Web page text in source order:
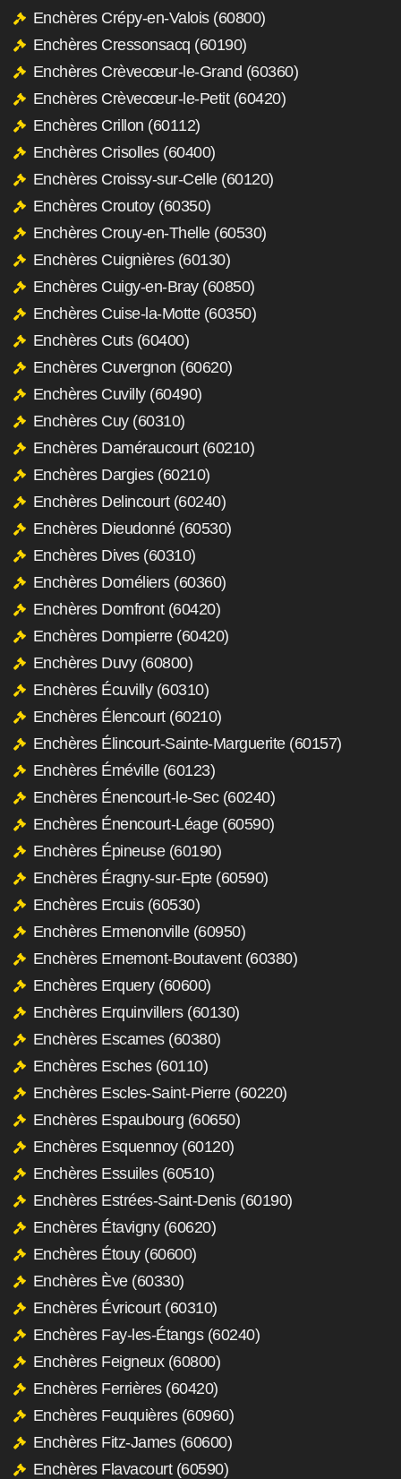
Enchères Crépy-en-Valois (60800)
Enchères Cressonsacq (60190)
Enchères Crèvecœur-le-Grand (60360)
Enchères Crèvecœur-le-Petit (60420)
Enchères Crillon (60112)
Enchères Crisolles (60400)
Enchères Croissy-sur-Celle (60120)
Enchères Croutoy (60350)
Enchères Crouy-en-Thelle (60530)
Enchères Cuignières (60130)
Enchères Cuigy-en-Bray (60850)
Enchères Cuise-la-Motte (60350)
Enchères Cuts (60400)
Enchères Cuvergnon (60620)
Enchères Cuvilly (60490)
Enchères Cuy (60310)
Enchères Daméraucourt (60210)
Enchères Dargies (60210)
Enchères Delincourt (60240)
Enchères Dieudonné (60530)
Enchères Dives (60310)
Enchères Doméliers (60360)
Enchères Domfront (60420)
Enchères Dompierre (60420)
Enchères Duvy (60800)
Enchères Écuvilly (60310)
Enchères Élencourt (60210)
Enchères Élincourt-Sainte-Marguerite (60157)
Enchères Éméville (60123)
Enchères Énencourt-le-Sec (60240)
Enchères Énencourt-Léage (60590)
Enchères Épineuse (60190)
Enchères Éragny-sur-Epte (60590)
Enchères Ercuis (60530)
Enchères Ermenonville (60950)
Enchères Ernemont-Boutavent (60380)
Enchères Erquery (60600)
Enchères Erquinvillers (60130)
Enchères Escames (60380)
Enchères Esches (60110)
Enchères Escles-Saint-Pierre (60220)
Enchères Espaubourg (60650)
Enchères Esquennoy (60120)
Enchères Essuiles (60510)
Enchères Estrées-Saint-Denis (60190)
Enchères Étavigny (60620)
Enchères Étouy (60600)
Enchères Ève (60330)
Enchères Évricourt (60310)
Enchères Fay-les-Étangs (60240)
Enchères Feigneux (60800)
Enchères Ferrières (60420)
Enchères Feuquières (60960)
Enchères Fitz-James (60600)
Enchères Flavacourt (60590)